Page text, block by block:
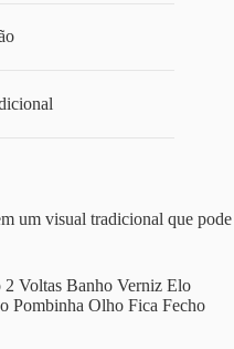
um visual tradicional que pode
2 Voltas Banho Verniz Elo
Pombinha Olho Fica Fecho